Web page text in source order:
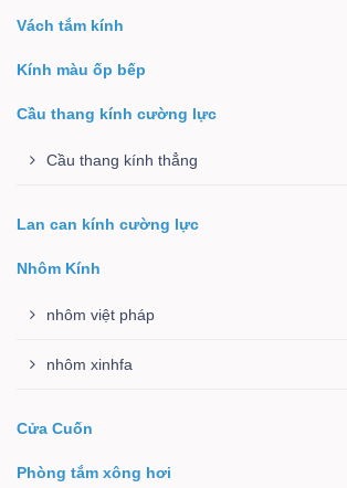
Vách tắm kính
Kính màu ốp bếp
Cầu thang kính cường lực
Cầu thang kính thẳng
Lan can kính cường lực
Nhôm Kính
nhôm việt pháp
nhôm xinhfa
Cửa Cuốn
Phòng tắm xông hơi